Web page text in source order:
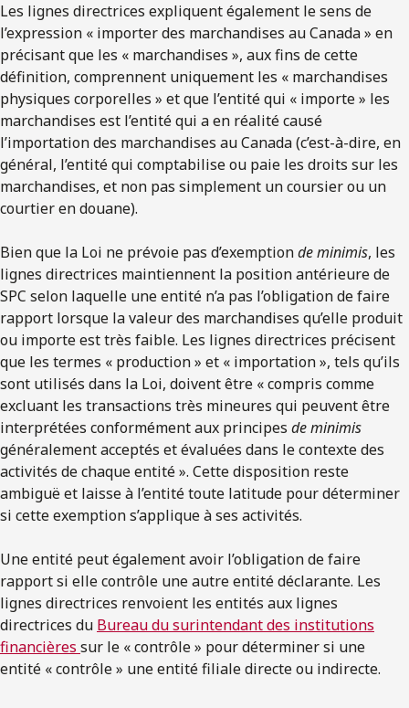
Les lignes directrices expliquent également le sens de
l’expression « importer des marchandises au Canada » en
précisant que les « marchandises », aux fins de cette
définition, comprennent uniquement les « marchandises
physiques corporelles » et que l’entité qui « importe » les
marchandises est l’entité qui a en réalité causé
l’importation des marchandises au Canada (c’est-à-dire, en
général, l’entité qui comptabilise ou paie les droits sur les
marchandises, et non pas simplement un coursier ou un
courtier en douane).
Bien que la Loi ne prévoie pas d’exemptiondeminimis, les
lignes directrices maintiennent la position antérieure de
SPC selon laquelle une entité n’a pas l’obligation de faire
rapport lorsque la valeur des marchandises qu’elle produit
ou importe est très faible. Les lignes directrices précisent
que les termes « production » et « importation », tels qu’ils
sont utilisés dans la Loi, doivent être « compris comme
excluant les transactions très mineures qui peuvent être
interprétées conformément aux principes deminimis
généralement acceptés et évaluées dans le contexte des
activités de chaque entité ». Cette disposition reste
ambiguë et laisse à l’entité toute latitude pour déterminer
si cette exemption s’applique à ses activités.
Une entité peut également avoir l’obligation de faire
rapport si elle contrôle une autre entité déclarante. Les
lignes directrices renvoient les entités aux lignes
directrices du Bureau du surintendant des institutions
financières sur le « contrôle » pour déterminer si une
entité « contrôle » une entité filiale directe ou indirecte.